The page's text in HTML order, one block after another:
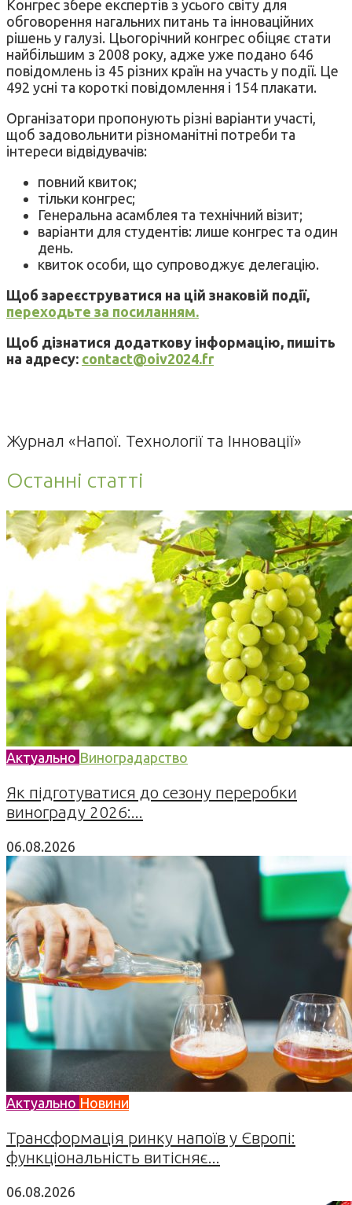
Конгрес збере експертів з усього світу для
обговорення нагальних питань та інноваційних
рішень у галузі. Цьогорічний конгрес обіцяє стати
найбільшим з 2008 року, адже уже подано 646
повідомлень із 45 різних країн на участь у події. Це
492 усні та короткі повідомлення і 154 плакати.
Організатори пропонують різні варіанти участі,
щоб задовольнити різноманітні потреби та
інтереси відвідувачів:
повний квиток;
тільки конгрес;
Генеральна асамблея та технічний візит;
варіанти для студентів: лише конгрес та один
день.
квиток особи, що супроводжує делегацію.
Щоб зареєструватися на цій знаковій події,
переходьте за посиланням.
Щоб дізнатися додаткову інформацію, пишіть
на адресу: contact@oiv2024.fr
Журнал «Напої. Технології та Інновації»
Останні статті
Актуально Виноградарство
Як підготуватися до сезону переробки
винограду 2026:...
06.08.2026
Актуально Новини
Трансформація ринку напоїв у Європі:
функціональність витісняє...
06.08.2026